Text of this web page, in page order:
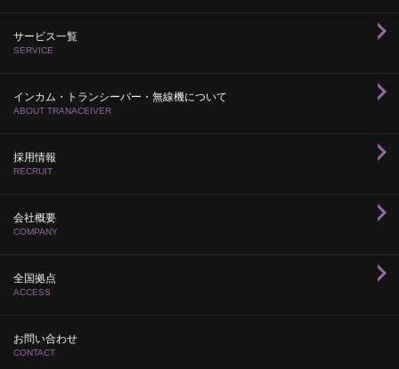
サービス一覧
SERVICE
インカム・トランシーバー・無線機について
ABOUT TRANACEIVER
採用情報
RECRUIT
会社概要
COMPANY
全国拠点
ACCESS
お問い合わせ
CONTACT